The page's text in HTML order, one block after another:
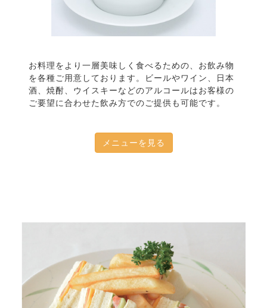
お料理をより一層美味しく食べるための、お飲み物
を各種ご用意しております。ビールやワイン、日本
酒、焼酎、ウイスキーなどのアルコールはお客様の
ご要望に合わせた飲み方でのご提供も可能です。
メニューを見る